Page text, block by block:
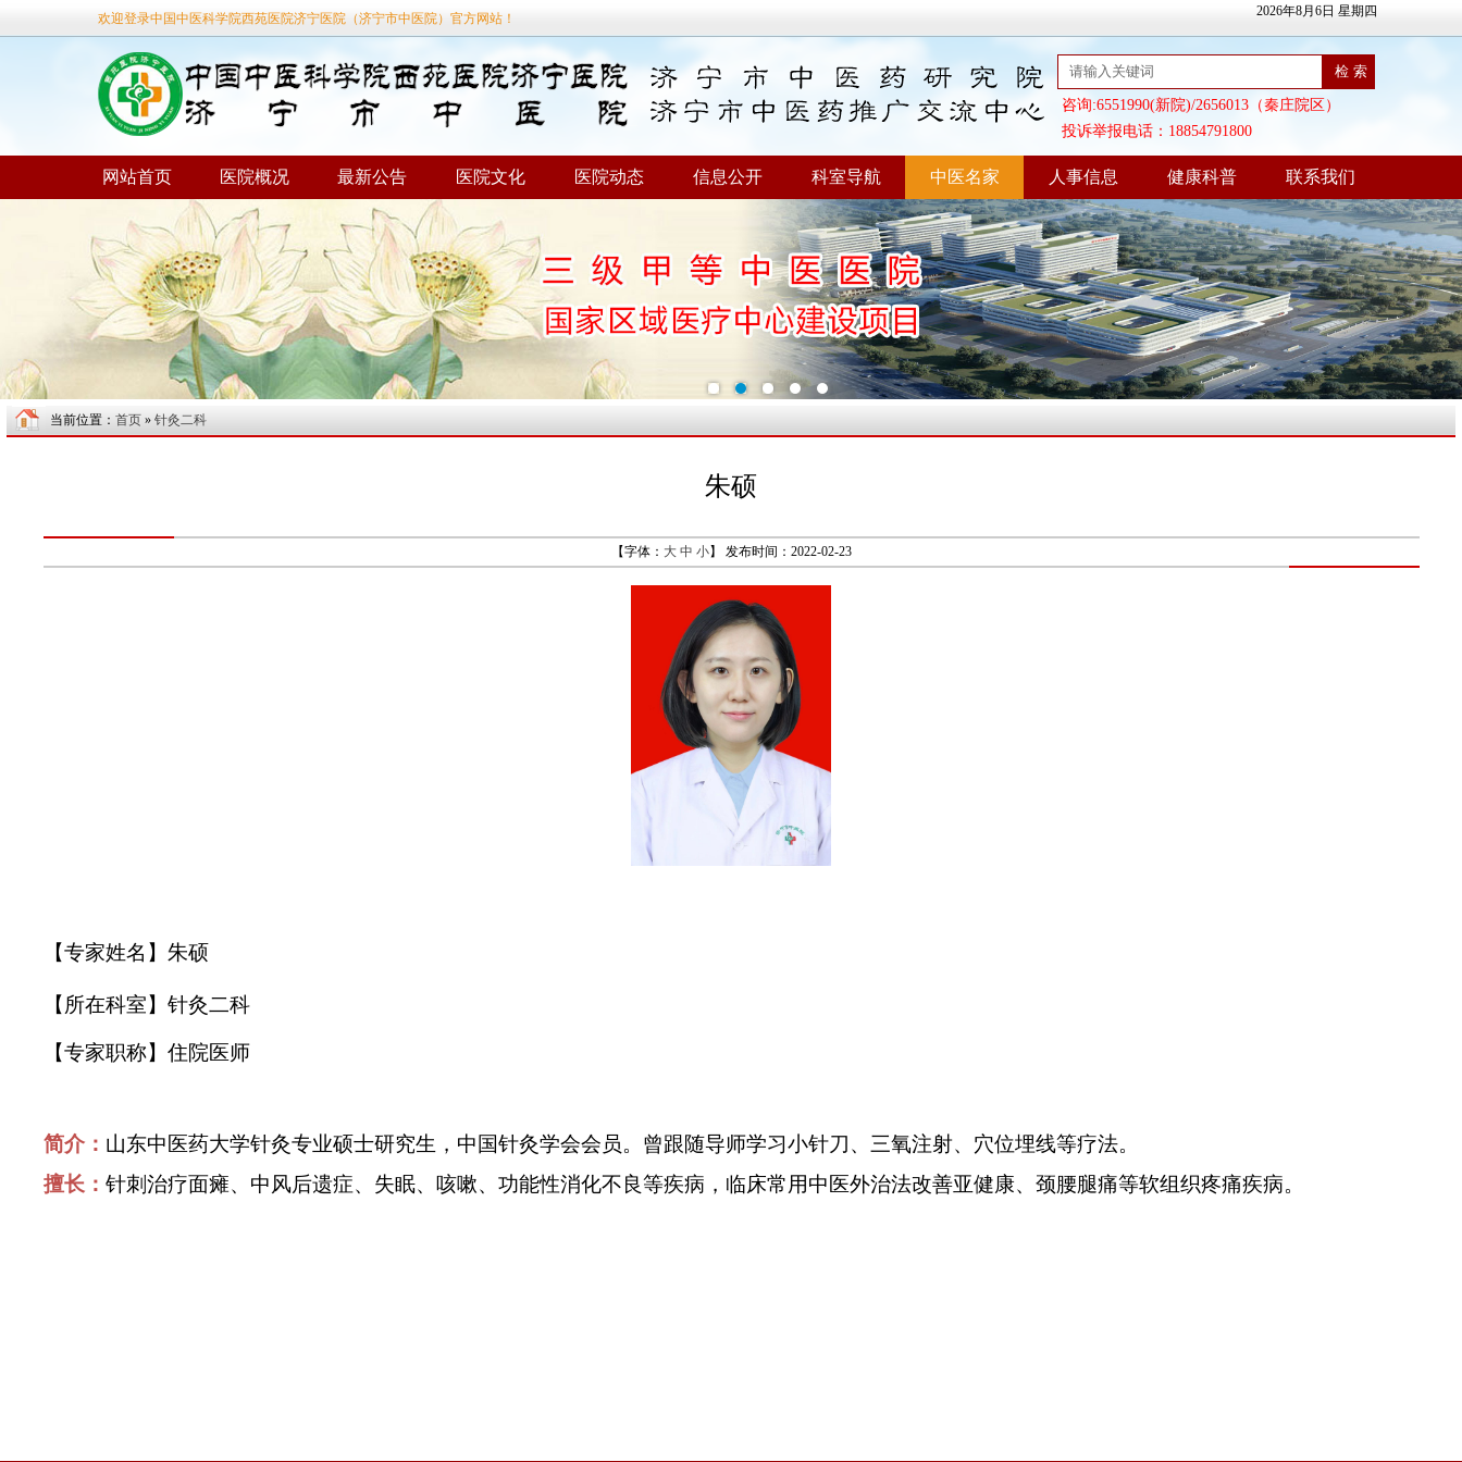
欢迎登录中国中医科学院西苑医院济宁医院（济宁市中医院）官方网站！ 2026年8月6日 星期四
咨询:6551990(新院)/2656013（秦庄院区）
投诉举报电话：18854791800
网站首页 医院概况 最新公告 医院文化 医院动态 信息公开 科室导航 中医名家 人事信息 健康科普 联系我们
当前位置： 首页 » 针灸二科
朱硕
【字体： 大 中 小】 发布时间：2022-02-23
【专家姓名 】 朱硕
【所在科室】 针灸二科
【专家职称】住院医师
简介： 山东中医药大学针灸专业硕士研究生，中国针灸学会会员。曾跟随导师学习小针刀、三氧注射、穴位埋线等疗法。
擅长： 针刺治疗面瘫、中风后遗症、失眠、咳嗽、功能性消化不良等疾病，临床常用中医外治法改善亚健康、颈腰腿痛等软组织疼痛疾病。